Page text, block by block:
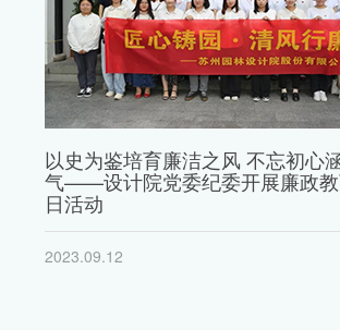
以史为鉴培育廉洁之风 不忘初心
气——设计院党委纪委开展廉政
日活动
2023.09.12